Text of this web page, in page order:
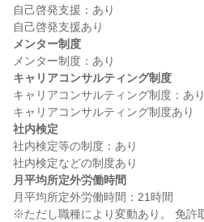
自己啓発支援：あり
メンター制度
キャリアコンサルティング制度
キャリアコンサルティング制度：あり
社内検定
社内検定等の制度：あり
月平均所定外労働時間
月平均所定外労働時間：21時間